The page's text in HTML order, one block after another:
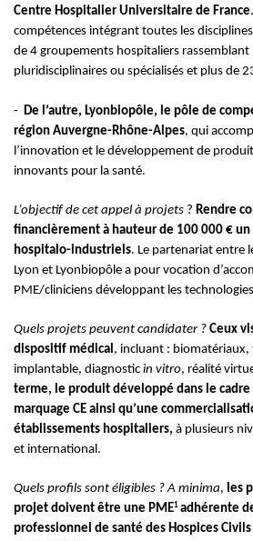
Centre Hospitalier Universitaire de France
compétences intégrant toutes les
de 4 groupements hospitaliers
pluridisciplinaires ou spécialisés et plus de
- De l’autre, Lyonbiopôle, le pôle de
région Auvergne-Rhône-Alpes, qui
l’innovation et le développement de
innovants pour la santé.
L’objectif de cet appel à projets ? Rendre
financièrement à hauteur de 100 000 € un
hospitalo-industriels. Le partenariat entre
Lyon et Lyonbiopôle a pour vocation
PME/cliniciens développant les
Quels projets peuvent candidater ? Ceux
dispositif médical, incluant :
implantable, diagnostic in vitro, réalité
terme, le produit développé dans le
marquage CE ainsi qu’une
établissements hospitaliers, à plusieurs
et international.
Quels profils sont éligibles ? A minima, les
projet doivent être une PME1 adhérente
professionnel de santé des Hospices Civils